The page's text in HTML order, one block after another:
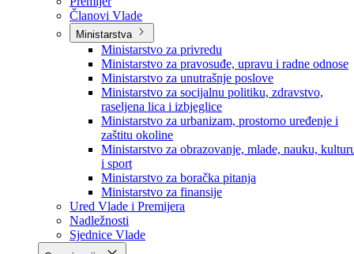
Vlada
Vlada BPK Goražde
Premijer
Članovi Vlade
Ministarstva
Ministarstvo za privredu
Ministarstvo za pravosuđe, upravu i radne odnose
Ministarstvo za unutrašnje poslove
Ministarstvo za socijalnu politiku, zdravstvo,
raseljena lica i izbjeglice
Ministarstvo za urbanizam, prostorno uređenje i
zaštitu okoline
Ministarstvo za obrazovanje, mlade, nauku,
i sport
Ministarstvo za boračka pitanja
Ministarstvo za finansije
Ured Vlade i Premijera